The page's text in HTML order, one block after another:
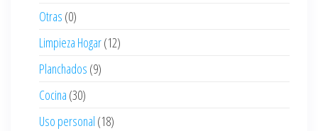
Otras (0)
Limpieza Hogar(12)
Planchados (9)
Cocina (30)
Uso personal (18)